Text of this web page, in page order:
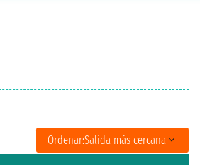
Ordenar:Salida más cercana